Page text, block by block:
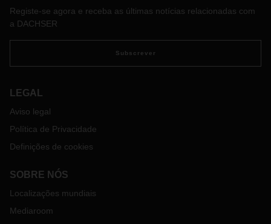
aspetos, o conflito terá também um impacto substancial nas
Ucrânia. Esta medida aplica-se a todos os transportes
europeus do nosso segmento de serviços Cargoplus,
especializado em transportes FTL e LTL para os países da
European Logistics que são processados na Ucrânia pelo
plataforma em Strykow, na Polónia, para Kiev, na Ucrânia,
foi interrompido. Todos os camiões que ainda se encontram
a caminho da Ucrânia têm de regressar em coordenação
com os clientes. Estamos em estreito contacto com o nosso
Registe-se agora e receba as últimas notícias relacionadas com
a DACHSER
Subscrever
LEGAL
Aviso legal
Política de Privacidade
Definições de cookies
SOBRE NÓS
Localizações mundiais
Mediaroom